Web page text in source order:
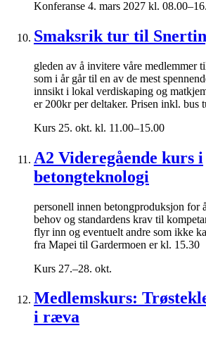
Konferanse 4. mars 2027 kl.
Smaksrik tur til
gleden av å invitere våre medlemmer
som i år går til en av de mest
innsikt i lokal verdiskaping og
er 200kr per deltaker. Prisen inkl. bus
Kurs 25. okt. kl. 11.00–15.00
A2 Videregående kurs i
betongteknologi
personell innen betongproduksjon for
behov og standardens krav til
flyr inn og eventuelt andre som ikke
fra Mapei til Gardermoen er kl. 15.30
Kurs 27.–28. okt.
Medlemskurs:
i ræva